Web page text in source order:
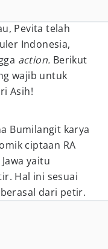
Pevita telah
Indonesia,
action. Berikut
wajib untuk
Asih!
Bumilangit karya
ciptaan RA
yaitu
Hal ini sesuai
dari petir.